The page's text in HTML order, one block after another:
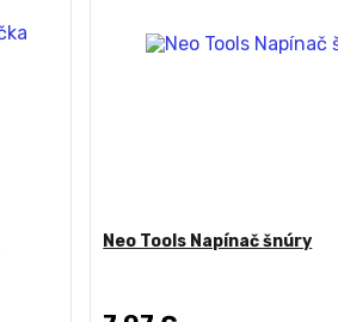
Neo Tools Napínač šnúry